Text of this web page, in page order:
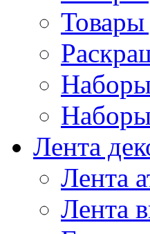
Товары
Наборы
Лента
Лента
Лента